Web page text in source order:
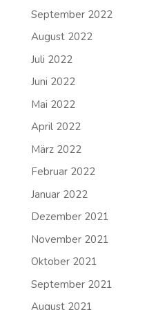
September 2022
August 2022
Juli 2022
Juni 2022
Mai 2022
April 2022
März 2022
Februar 2022
Januar 2022
Dezember 2021
November 2021
Oktober 2021
September 2021
August 2021